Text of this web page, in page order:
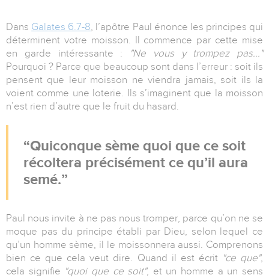
Dans Galates 6.7-8, l’apôtre Paul énonce les principes qui
déterminent votre moisson. Il commence par cette mise
en garde intéressante :
"Ne vous y trompez pas..."
Pourquoi ? Parce que beaucoup sont dans l’erreur : soit ils
pensent que leur moisson ne viendra jamais, soit ils la
voient comme une loterie. Ils s’imaginent que la moisson
n’est rien d’autre que le fruit du hasard.
Quiconque sème quoi que ce soit
récoltera précisément ce qu’il aura
semé.
Paul nous invite à ne pas nous tromper, parce qu’on ne se
moque pas du principe établi par Dieu, selon lequel ce
qu’un homme sème, il le moissonnera aussi. Comprenons
bien ce que cela veut dire. Quand il est écrit "ce que",
cela signifie "quoi que ce soit", et un homme a un sens